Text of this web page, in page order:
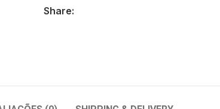
Share: